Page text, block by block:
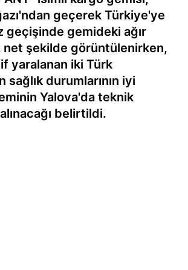
geçerek Türkiye'ye
geçişinde gemideki ağır
net şekilde görüntülenirken,
yaralanan iki Türk
sağlık durumlarının iyi
Yalova'da teknik
belirtildi.